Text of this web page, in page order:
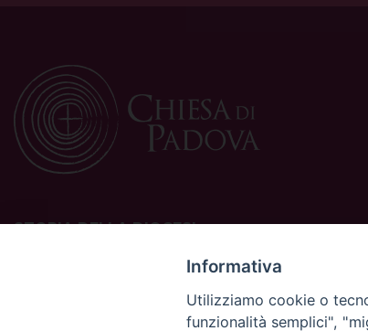
STORIA DELLA DIOCESI
La Diocesi di Padova è una sede della Chiesa cattolica in
alla Regione Ecclesiastica Triveneto.
È costituita da 454 parrocchie situate nelle province di
Informativa
Utilizziamo cookie o
funzionalità semplici",